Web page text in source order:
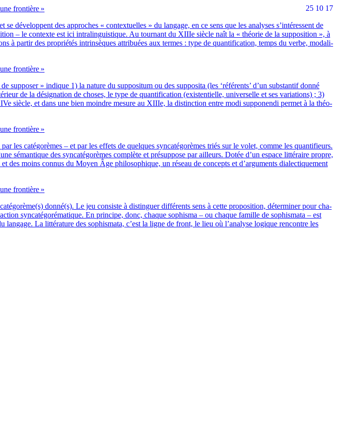
frontière » 25 10 17
déve­loppent des approches « contex­tuelles » du lan­gage, en ce sens que les ana­lyses s’intéressent de
– le contexte est ici intra­lin­guis­tique. Au tour­nant du XIIIe siècle naît la « théo­rie de la sup­po­si­tion », à
à par­tir des pro­prié­tés intrin­sèques attri­buées aux termes : type de quan­ti­fi­ca­tion, temps du verbe, moda­li­
frontière »
» indique 1) la nature du sup­po­si­tum ou des sup­po­si­ta (les ‘réfé­rents’ d’un sub­stan­tif don­né
de la dési­gna­tion de choses, le type de quan­ti­fi­ca­tion (exis­ten­tielle, uni­ver­selle et ses varia­tions) ; 3)
siècle, et dans une bien moindre mesure au XIIIe, la dis­tinc­tion entre modi sup­po­nen­di per­met à la théo­
frontière »
les caté­go­rèmes – et par les effets de quelques syn­ca­té­go­rèmes triés sur le volet, comme les quan­ti­fieurs.
séman­tique des syn­ca­té­go­rèmes com­plète et pré­sup­pose par ailleurs. Dotée d’un espace lit­té­raire propre,
des moins connus du Moyen Âge phi­lo­so­phique, un réseau de concepts et d’arguments dia­lec­ti­que­ment
frontière »
donné(s). Le jeu consiste à dis­tin­guer dif­fé­rents sens à cette pro­po­si­tion, déter­mi­ner pour cha­
syn­ca­té­go­ré­ma­tique. En prin­cipe, donc, chaque sophis­ma – ou chaque famille de sophis­ma­ta – est
La lit­té­ra­ture des sophis­ma­ta, c’est la ligne de front, le lieu où l’analyse logique ren­contre les